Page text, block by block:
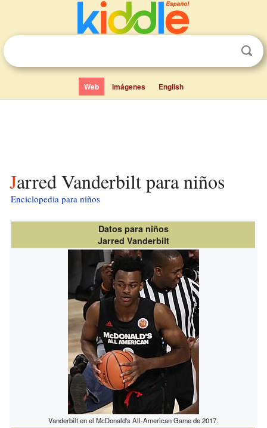
Web Imágenes English
Jarred Vanderbilt para niños
Enciclopedia para niños
Datos para niños
Jarred Vanderbilt
Vanderbilt en el McDonald's All-American Game de 2017.